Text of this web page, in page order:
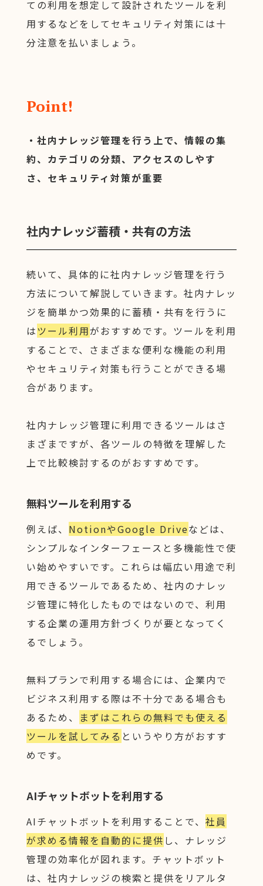
ての利用を想定して設計されたツールを利
用するなどをしてセキュリティ対策には十
分注意を払いましょう。
Point!
・社内ナレッジ管理を行う上で、情報の集
約、カテゴリの分類、アクセスのしやす
さ、セキュリティ対策が重要
社内ナレッジ蓄積・共有の方法
続いて、具体的に社内ナレッジ管理を行う
方法について解説していきます。社内ナレッ
ジを簡単かつ効果的に蓄積・共有を行うに
はツール利用がおすすめです。ツールを利用
することで、さまざまな便利な機能の利用
やセキュリティ対策も行うことができる場
合があります。
社内ナレッジ管理に利用できるツールはさ
まざまですが、各ツールの特徴を理解した
上で比較検討するのがおすすめです。
無料ツールを利用する
例えば、 NotionやGoogle Driveなどは、
シンプルなインターフェースと多機能性で使
い始めやすいです。これらは幅広い用途で利
用できるツールであるため、社内のナレッ
ジ管理に特化したものではないので、利用
する企業の運用方針づくりが要となってく
るでしょう。
無料プランで利用する場合には、企業内で
ビジネス利用する際は不十分である場合も
あるため、
まずはこれらの無料でも使える
ツールを試してみる というやり方がおすす
めです。
AIチャットボットを利用する
AIチャットボットを利用することで、 社員
が求める情報を自動的に提供 し、ナレッジ
管理の効率化が図れます。チャットボット
は、社内ナレッジの検索と提供をリアルタ